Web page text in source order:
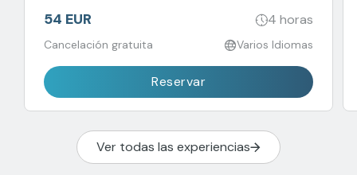
54 EUR 4 horas
Cancelación gratuita Varios Idiomas
Reservar
Ver todas las experiencias